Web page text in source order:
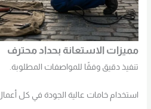
مميزات الاستعانة بحداد محترف
تنفيذ دقيق وفقًا للمواصفات المطلوبة.
استخدام خامات عالية الجودة في كل